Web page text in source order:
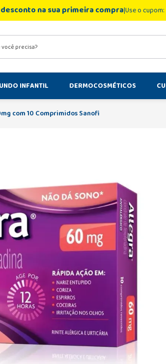
desconto na sua primeira compraUse o cupom:
INFANTIL DERMOCOSMÉTICOS
com 10 Comprimidos Sanofi